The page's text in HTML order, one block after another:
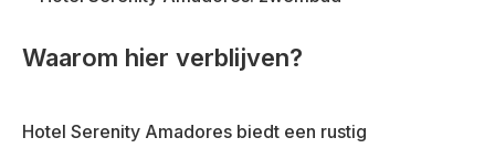
Waarom hier verblijven?
Hotel Serenity Amadores biedt een rustig